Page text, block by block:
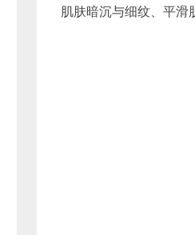
肌肤暗沉与细纹、平滑